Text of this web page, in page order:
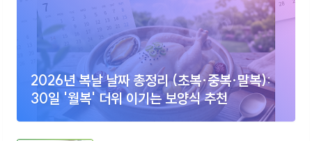
2026년 복날 날짜 총정리 (초복·중복·말복):
30일 '월복' 더위 이기는 보양식 추천